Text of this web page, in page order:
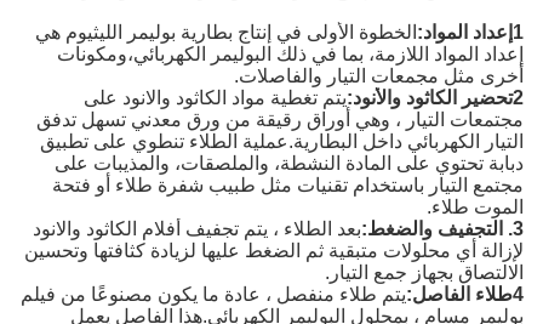
1إعداد المواد:
الخطوة الأولى في إنتاج بطارية بوليمر الليثيوم هي
إعداد المواد اللازمة، بما في ذلك البوليمر الكهربائي،ومكونات
أخرى مثل مجمعات التيار والفاصلات.
2تحضير الكاثود والأنود:
يتم تغطية مواد الكاثود والانود على
مجتمعات التيار ، وهي أوراق رقيقة من ورق معدني تسهل تدفق
التيار الكهربائي داخل البطارية.عملية الطلاء تنطوي على تطبيق
دبابة تحتوي على المادة النشطة، والملصقات، والمذيبات على
مجتمع التيار باستخدام تقنيات مثل طبيب شفرة طلاء أو فتحة
الموت طلاء.
3. التجفيف والضغط:
بعد الطلاء ، يتم تجفيف أفلام الكاثود والانود
لإزالة أي محلولات متبقية ثم الضغط عليها لزيادة كثافتها وتحسين
الالتصاق بجهاز جمع التيار.
4طلاء الفاصل:
يتم طلاء منفصل ، عادة ما يكون مصنوعًا من فيلم
بوليمر مسام ، بمحلول البوليمر الكهربائي.هذا الفاصل يعمل